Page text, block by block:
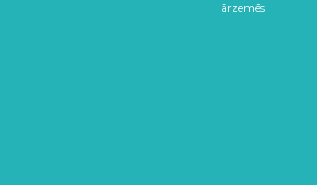
ārzemēs